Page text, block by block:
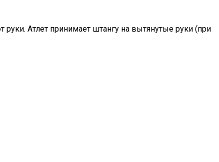
Атлет принимает штангу на вытянутые руки (при